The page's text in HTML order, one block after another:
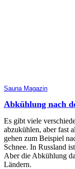
Sauna Magazin
Abkühlung nach
Es gibt viele
abzukühlen, aber fast
gehen zum Beispiel
Schnee. In Russland
Aber die Abkühlung
Ländern.